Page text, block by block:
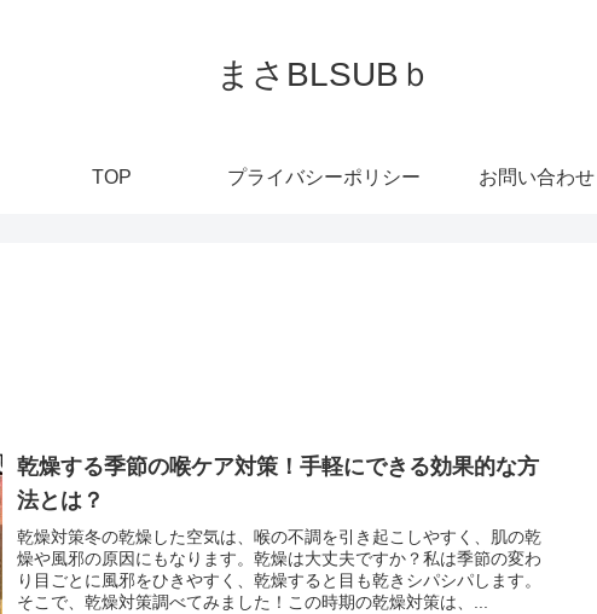
まさBLSUBｂ
TOP プライバシーポリシー お問い合わせ
乾燥する季節の喉ケア対策！手軽にできる効果的な方
法とは？
乾燥対策冬の乾燥した空気は、喉の不調を引き起こしやすく、肌の乾
燥や風邪の原因にもなります。乾燥は大丈夫ですか？私は季節の変わ
り目ごとに風邪をひきやすく、乾燥すると目も乾きシパシパします。
そこで、乾燥対策調べてみました！この時期の乾燥対策は、...